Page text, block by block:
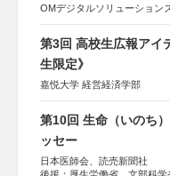
OMデジタルソリューション
第3回 高校生広報アイ
生限定》
嘉悦大学 経営経済学部
第10回 生命（いのち
ッセー
日本医師会、読売新聞社